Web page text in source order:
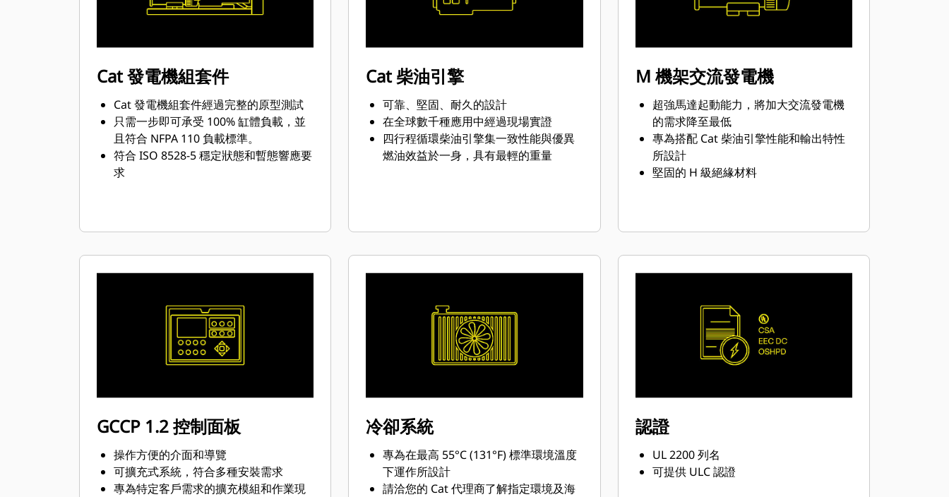
Cat 發電機組套件
Cat 發電機組套件經過完整的原型測試
只需一步即可承受 100% 缸體負載，並
且符合 NFPA 110 負載標準。
符合 ISO 8528-5 穩定狀態和暫態響應要
求
Cat 柴油引擎
可靠、堅固、耐久的設計
在全球數千種應用中經過現場實證
四行程循環柴油引擎集一致性能與優異
燃油效益於一身，具有最輕的重量
M 機架交流發電機
超強馬達起動能力，將加大交流發電機
的需求降至最低
專為搭配 Cat 柴油引擎性能和輸出特性
所設計
堅固的 H 級絕緣材料
GCCP 1.2 控制面板
操作方便的介面和導覽
可擴充式系統，符合多種安裝需求
專為特定客戶需求的擴充模組和作業現
冷卻系統
專為在最高 55°C (131°F) 標準環境溫度
下運作所設計
請洽您的 Cat 代理商了解指定環境及海
認證
UL 2200 列名
可提供 ULC 認證